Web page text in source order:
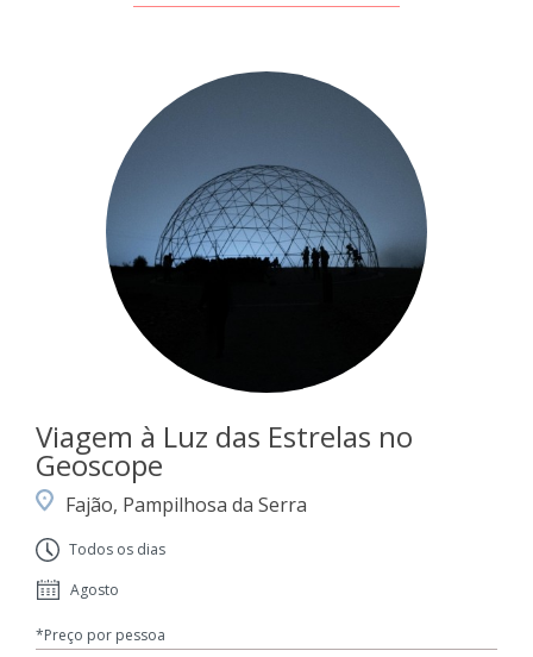
Viagem à Luz das Estrelas no
Geoscope
Fajão, Pampilhosa da Serra
Todos os dias
Agosto
*Preço por pessoa